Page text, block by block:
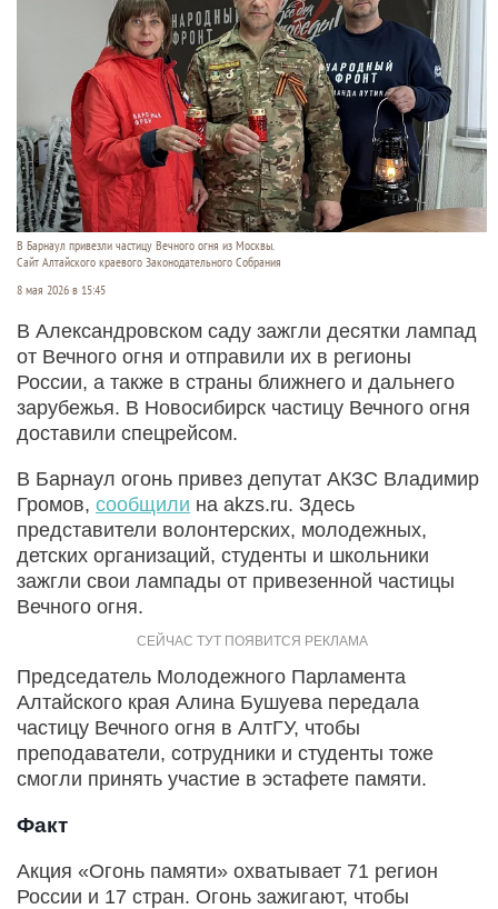
В Барнаул привезли частицу Вечного огня из Москвы.
Сайт Алтайского краевого Законодательного Cобрания
8 мая 2026 в 15:45
В Александровском саду зажгли десятки лампад
от Вечного огня и отправили их в регионы
России, а также в страны ближнего и дальнего
зарубежья. В Новосибирск частицу Вечного огня
доставили спецрейсом.
В Барнаул огонь привез депутат АКЗС Владимир
Громов, сообщили на akzs.ru. Здесь
представители волонтерских, молодежных,
детских организаций, студенты и школьники
зажгли свои лампады от привезенной частицы
Вечного огня.
Председатель Молодежного Парламента
Алтайского края Алина Бушуева передала
частицу Вечного огня в АлтГУ, чтобы
преподаватели, сотрудники и студенты тоже
смогли принять участие в эстафете памяти.
Факт
Акция «Огонь памяти» охватывает 71 регион
России и 17 стран. Огонь зажигают, чтобы